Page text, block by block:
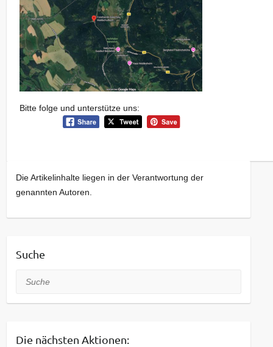
Bitte folge und unterstütze uns:
Die Artikelinhalte liegen in der Verantwortung der
genannten Autoren.
Suche
Suche
Die nächsten Aktionen: